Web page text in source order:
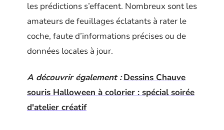
les prédictions s’effacent. Nombreux sont les
amateurs de feuillages éclatants à rater le
coche, faute d’informations précises ou de
données locales à jour.
A découvrir également : Dessins Chauve
souris Halloween à colorier : spécial soirée
d'atelier créatif